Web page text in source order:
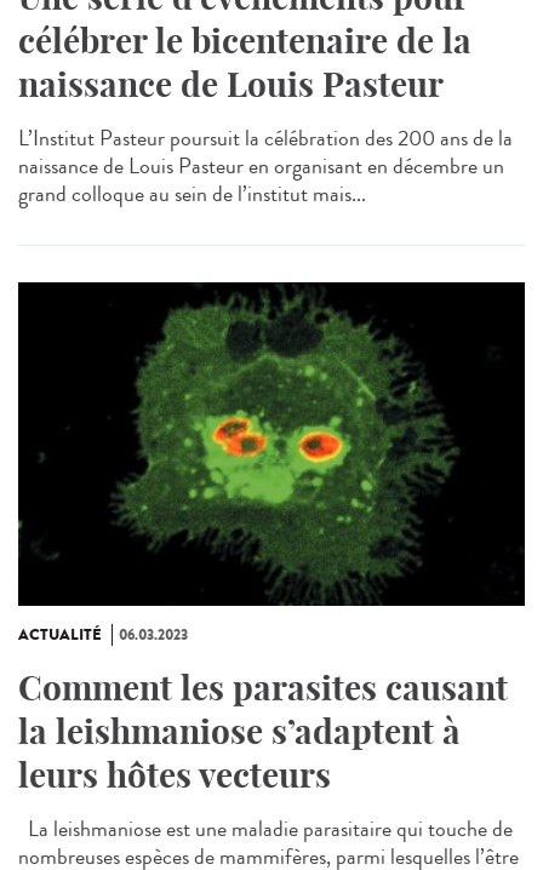
célébrer le bicentenaire de la
naissance de Louis Pasteur
L’Institut Pasteur poursuit la célébration des 200 ans de la
naissance de Louis Pasteur en organisant en décembre un
grand colloque au sein de l’institut mais...
ACTUALITÉ 06.03.2023
Comment les parasites causant
la leishmaniose s’adaptent à
leurs hôtes vecteurs
La leishmaniose est une maladie parasitaire qui touche de
nombreuses espèces de mammifères, parmi lesquelles l’être